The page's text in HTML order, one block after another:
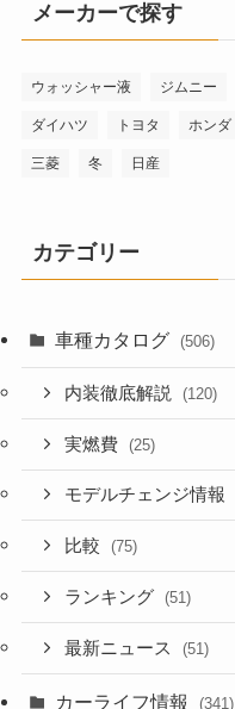
メーカーで探す
ウォッシャー液 ジムニー
ダイハツ トヨタ ホンダ
三菱 冬 日産
カテゴリー
車種カタログ (506)
内装徹底解説 (120)
実燃費 (25)
モデルチェンジ情報
比較 (75)
ランキング (51)
最新ニュース (51)
カーライフ情報 (341)